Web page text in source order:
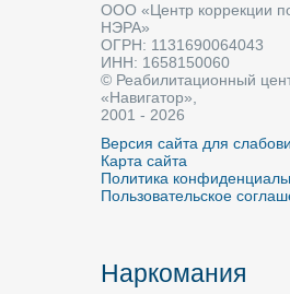
ООО «Центр коррекции
НЭРА»
ОГРН: 1131690064043
ИНН: 1658150060
© Реабилитационный
«Навигатор»,
2001 - 2026
Версия сайта для
Карта сайта
Политика
Пользовательское
Наркомания